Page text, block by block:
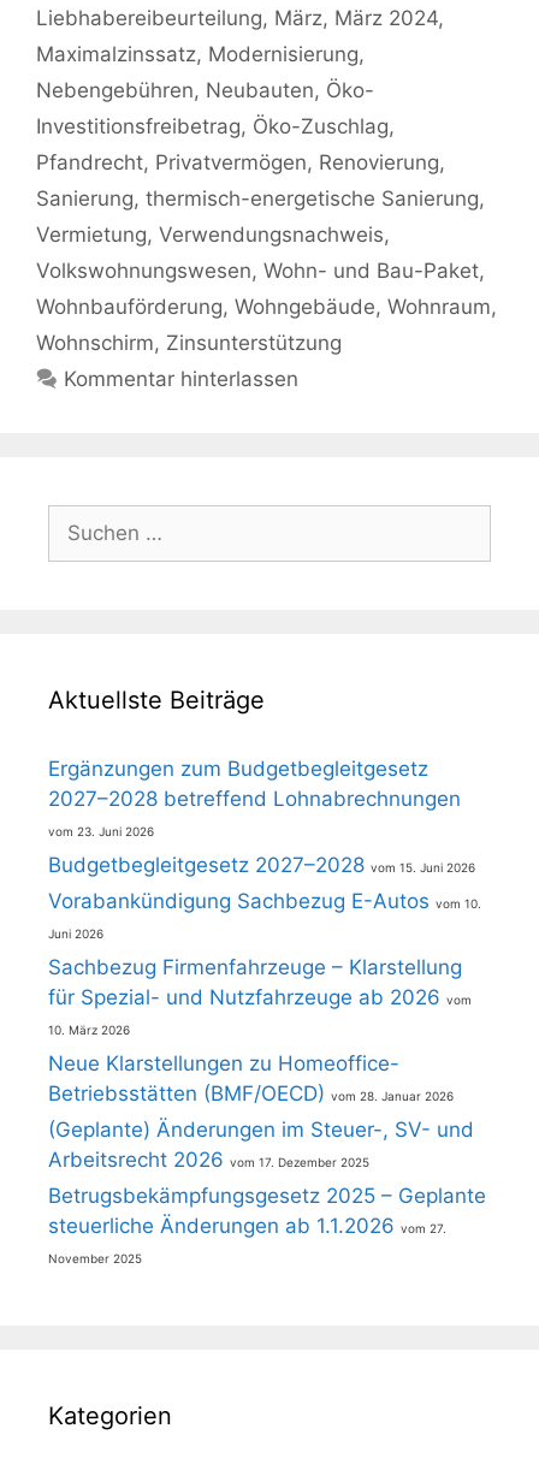
Liebhabereibeurteilung, März, März 2024,
Maximalzinssatz, Modernisierung,
Nebengebühren, Neubauten, Öko-
Investitionsfreibetrag, Öko-Zuschlag,
Pfandrecht, Privatvermögen, Renovierung,
Sanierung, thermisch-energetische Sanierung,
Vermietung, Verwendungsnachweis,
Volkswohnungswesen, Wohn- und Bau-Paket,
Wohnbauförderung, Wohngebäude, Wohnraum,
Wohnschirm, Zinsunterstützung
Kommentar hinterlassen
Suchen
nach:
Aktuellste Beiträge
Ergänzungen zum Budgetbegleitgesetz
2027–2028 betreffend Lohnabrechnungen
23. Juni 2026
Budgetbegleitgesetz 2027–2028 15. Juni 2026
Vorabankündigung Sachbezug E-Autos 10.
Juni 2026
Sachbezug Firmenfahrzeuge – Klarstellung
für Spezial- und Nutzfahrzeuge ab 2026
10. März 2026
Neue Klarstellungen zu Homeoffice-
Betriebsstätten (BMF/OECD)
28. Januar 2026
(Geplante) Änderungen im Steuer-, SV- und
Arbeitsrecht 2026
17. Dezember 2025
Betrugsbekämpfungsgesetz 2025 – Geplante
steuerliche Änderungen ab 1.1.2026
27.
November 2025
Kategorien